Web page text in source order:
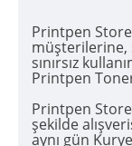
Printpen
müşterilerine,
sınırsız
Printpen
Printpen
şekilde
aynı gün